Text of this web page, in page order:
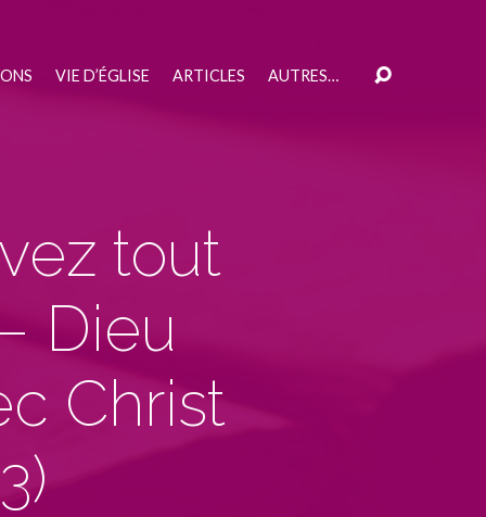
VIE D’ÉGLISE ARTICLES AUTRES…
tout
Dieu
Christ
)